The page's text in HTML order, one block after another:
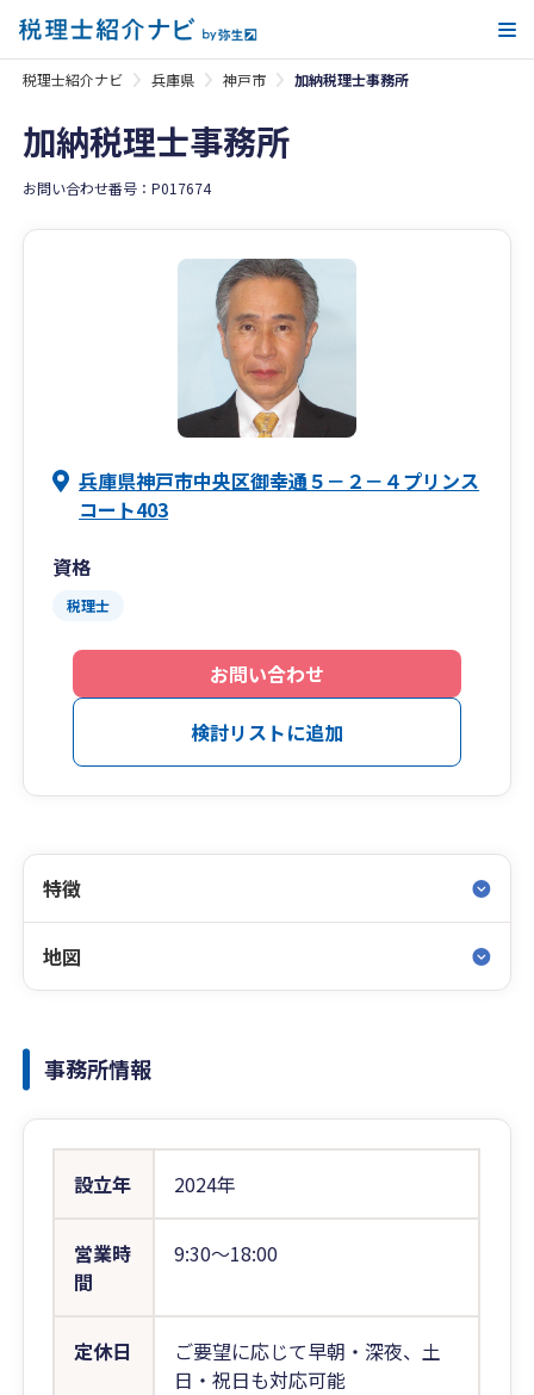
税理士紹介ナビ 兵庫県 神戸市 加納税理士事務所
加納税理士事務所
お問い合わせ番号：P017674
兵庫県神戸市中央区御幸通５－２－４プリンス
コート403
資格
税理士
お問い合わせ
検討リストに追加
特徴
地図
事務所情報
設立年 2024年
営業時
間
9:30〜18:00
定休日
ご要望に応じて早朝・深夜、土
日・祝日も対応可能